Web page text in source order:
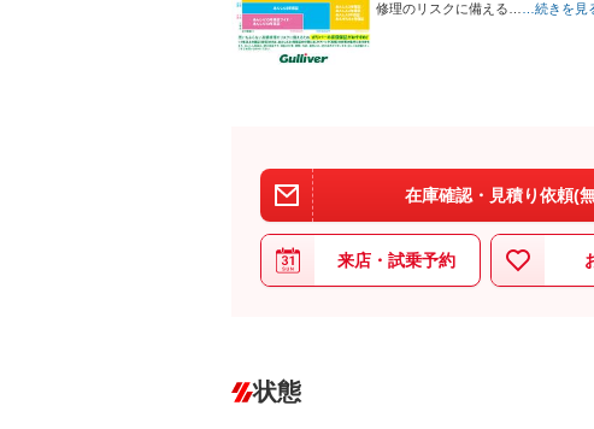
修理のリスクに備える…
…続きを見
在庫確認・見積り依頼(
来店・試乗予約
状態